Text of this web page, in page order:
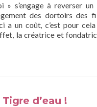
s’engage à reverser un
des dortoirs des
a un coût, c’est pour
la créatrice et
d’eau !